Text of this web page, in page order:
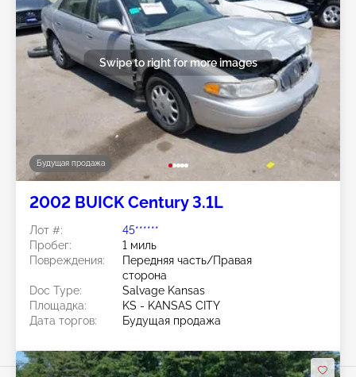
Будущая продажа
Swipe to right for more images
2002 BUICK Century 3.1L
Лот #:
45******
Пробег:
1 миль
Повреждения:
Передняя часть/Правая
сторона
Doc Type:
Salvage Kansas
Площадка:
KS - KANSAS CITY
Дата торгов:
Будущая продажа